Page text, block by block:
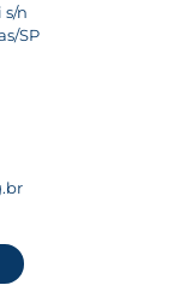
s/n
SP